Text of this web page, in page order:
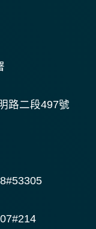
路二段497號